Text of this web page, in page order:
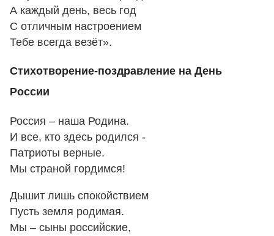
А каждый день, весь год
С отличным настроением
Тебе всегда везёт».
Стихотворение-поздравление на День
России
Россия – наша Родина.
И все, кто здесь родился -
Патриоты верные.
Мы страной гордимся!
Дышит лишь спокойствием
Пусть земля родимая.
Мы – сыны российские,